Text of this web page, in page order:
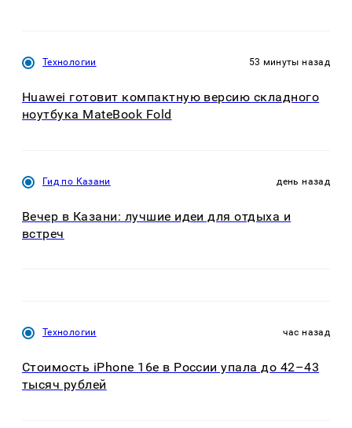
Технологии 53 минуты назад
Huawei готовит компактную версию складного
ноутбука MateBook Fold
Гид по Казани день назад
Вечер в Казани: лучшие идеи для отдыха и
встреч
Технологии час назад
Стоимость iPhone 16e в России упала до 42–43
тысяч рублей